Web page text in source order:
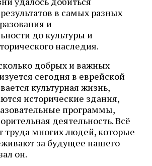
в самых разных
и
до культуры и
наследия.
добрых и важных
сегодня в еврейской
культурная жизнь,
исторические здания,
программы,
деятельность. Всё
труда многих людей, которые
за будущее нашего
он.